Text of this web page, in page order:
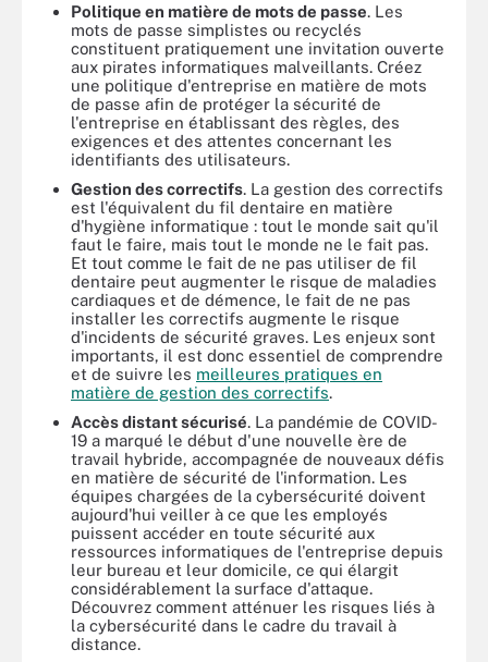
Politique en matière de mots de passe. Les
mots de passe simplistes ou recyclés
constituent pratiquement une invitation ouverte
aux pirates informatiques malveillants. Créez
une politique d'entreprise en matière de mots
de passe afin de protéger la sécurité de
l'entreprise en établissant des règles, des
exigences et des attentes concernant les
identifiants des utilisateurs.
Gestion des correctifs. La gestion des correctifs
est l'équivalent du fil dentaire en matière
d'hygiène informatique : tout le monde sait qu'il
faut le faire, mais tout le monde ne le fait pas.
Et tout comme le fait de ne pas utiliser de fil
dentaire peut augmenter le risque de maladies
cardiaques et de démence, le fait de ne pas
installer les correctifs augmente le risque
d'incidents de sécurité graves. Les enjeux sont
importants, il est donc essentiel de comprendre
et de suivre les meilleures pratiques en
matière de gestion des correctifs.
Accès distant sécurisé. La pandémie de COVID-
19 a marqué le début d'une nouvelle ère de
travail hybride, accompagnée de nouveaux défis
en matière de sécurité de l'information. Les
équipes chargées de la cybersécurité doivent
aujourd'hui veiller à ce que les employés
puissent accéder en toute sécurité aux
ressources informatiques de l'entreprise depuis
leur bureau et leur domicile, ce qui élargit
considérablement la surface d'attaque.
Découvrez comment atténuer les risques liés à
la cybersécurité dans le cadre du travail à
distance.